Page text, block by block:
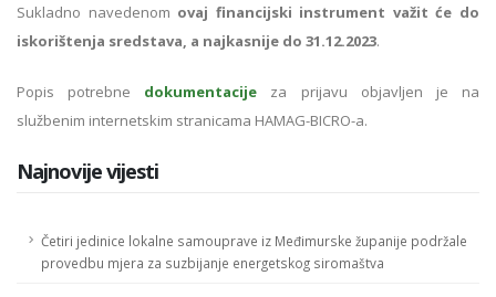
Sukladno navedenom ovaj financijski instrument važit će do
iskorištenja sredstava, a najkasnije do 31.12.2023.
Popis potrebne dokumentacije
za prijavu objavljen je na
službenim internetskim stranicama HAMAG-BICRO-a.
Najnovije vijesti
Četiri jedinice lokalne samouprave iz Međimurske županije podržale
provedbu mjera za suzbijanje energetskog siromaštva